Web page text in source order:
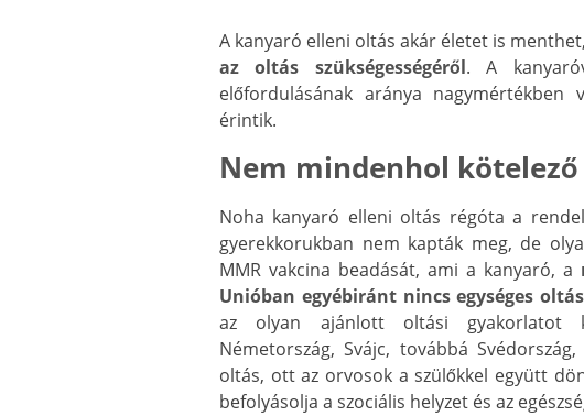
A kanyaró elleni oltás akár életet is
az oltás szükségességéről. A
előfordulásának aránya
érintik.
Nem mindenhol kötelező
Noha kanyaró elleni oltás régóta a
gyerekkorukban nem kapták meg, de
MMR vakcina beadását, ami a kanyaró, a
Unióban egyébiránt nincs egységes
az olyan ajánlott oltási gyakorlatot
Németország, Svájc, továbbá
oltás, ott az orvosok a szülőkkel együtt
befolyásolja a szociális helyzet és az